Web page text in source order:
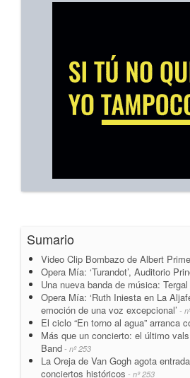
Sumario
Video Clip Bombazo de Albert
Opera Mía: ‘Turandot’, Auditorio
Una nueva banda de música: Tergal
Opera Mía: ‘Ruth Iniesta en La
emoción de una voz excepcional’ -
El ciclo “En torno al agua” arranca
Más que un concierto: el último
Band - nº 253
La Oreja de Van Gogh agota
conciertos históricos - nº 253